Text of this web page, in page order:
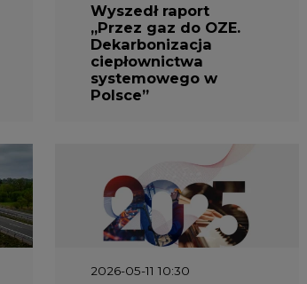
Wyszedł raport
„Przez gaz do OZE.
Dekarbonizacja
ciepłownictwa
systemowego w
Polsce”
2026-05-11 10:30